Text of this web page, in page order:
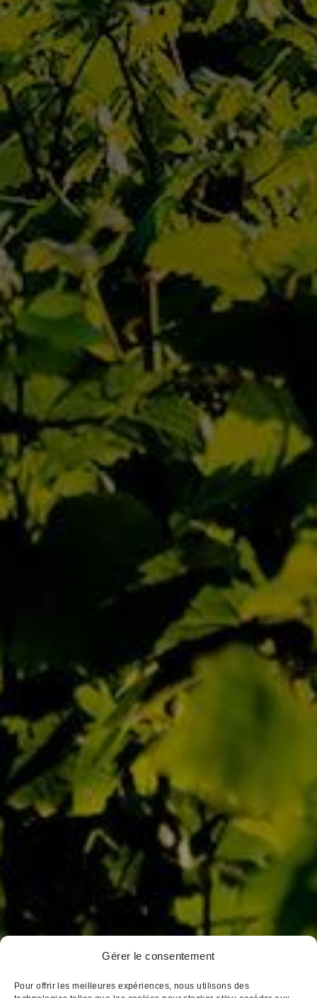
Gérer le consentement
Pour offrir les meilleures expériences, nous utilisons des
MOULIN À
VENT
5 juin 2019
EN SAVOIR PLUS
SAINT
AMOUR
5 juin 2019
4 5
Qui Sommes Nous
Nos Maisons
Nos Domaines
D’Autrefois
Jaffelin
Pierre Ponnelle
Louis Violland
Louis Chavy
Dufouleur Père & Fils
3, place Notre Dame
Tél : 03 80 26 33 00